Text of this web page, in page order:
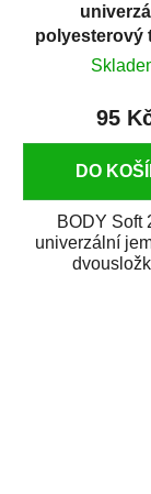
polyesterový
g
95
DO
BODY Soft
univerzální